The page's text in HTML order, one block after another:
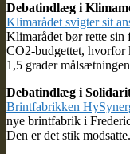
Debatindlæg i
Klimarådet svigter sit
Klimarådet bør rette
CO2-budgettet, hvorfor
1,5 grader
Debatindlæg i
Brintfabrikken
nye brintfabrik i
Den er det stik modsatte.